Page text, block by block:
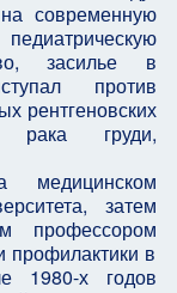
современную
засилье в
против
рентгеновских
рака груди,
медицинском
затем
профессором
профилактики в
1980-х годов